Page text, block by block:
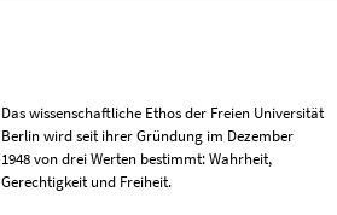
Das wissenschaftliche Ethos der Freien Universität
Berlin wird seit ihrer Gründung im Dezember
1948 von drei Werten bestimmt: Wahrheit,
Gerechtigkeit und Freiheit.